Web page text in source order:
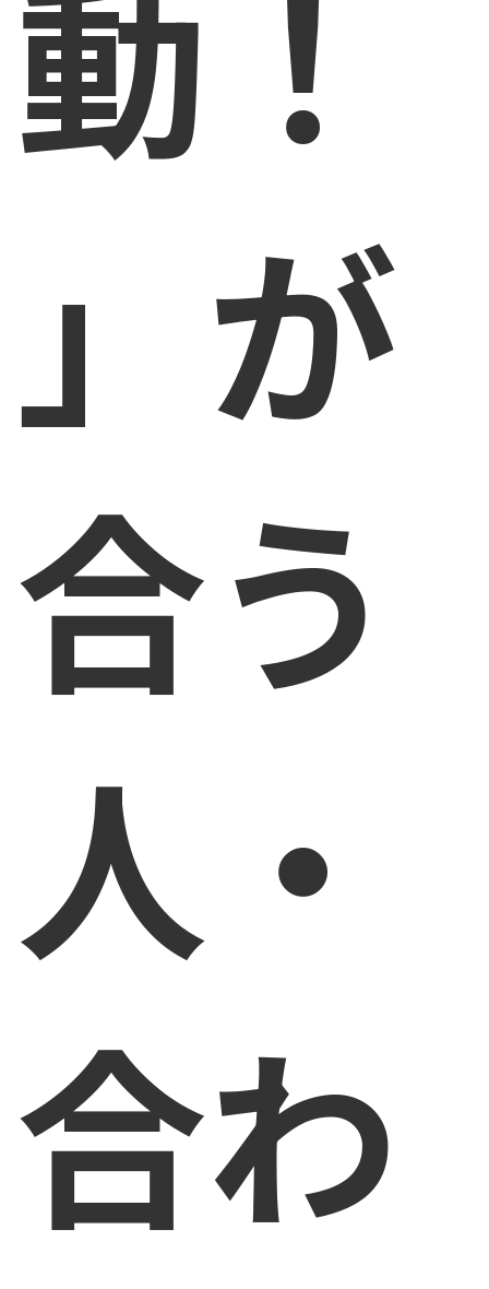
動！
」が
合う
人・
合わ